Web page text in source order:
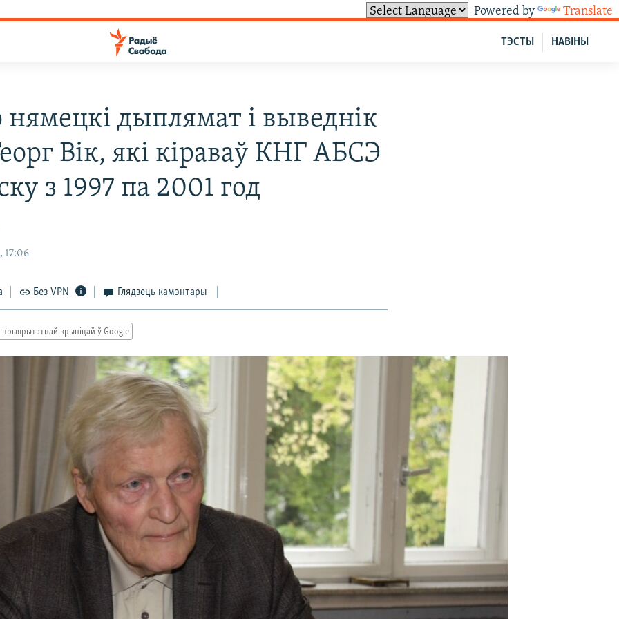
Powered by Translate
НАВІНЫ
ТЭСТЫ
дыплямат і выведнік
Вік, які кіраваў КНГ АБСЭ
з 1997 па 2001 год
17:06
Без VPN Глядзець камэнтары
прыярытэтнай крыніцай ў Google